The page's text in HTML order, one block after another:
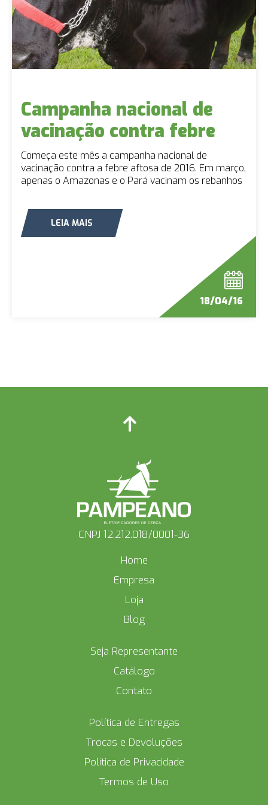
Campanha nacional de
vacinação contra febre
aftosa começa este mês
18/04/16
Começa este mês a campanha nacional de
vacinação contra a febre aftosa de 2016. Em março,
apenas o Amazonas e o Pará vacinam os rebanhos
e 20,88 o Pará), o que representa pouco mais de
10% do rebanho brasileiro, de 212,12 milhões de
LEIA MAIS
CNPJ 12.212.018/0001-36
Home
Empresa
Loja
Blog
Seja Representante
Catálogo
Contato
Política de Entregas
Trocas e Devoluções
Política de Privacidade
Termos de Uso